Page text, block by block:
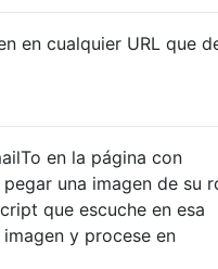
en cualquier URL que
en la página con
una imagen de su
que escuche en esa
y procese en